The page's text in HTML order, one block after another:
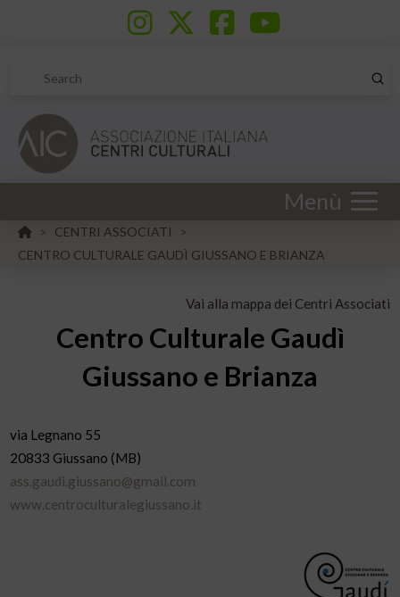
Search
Menù
HOME
> CENTRI ASSOCIATI
>
CENTRO CULTURALE GAUDÌ GIUSSANO E BRIANZA
Vai alla mappa dei Centri Associati
Centro Culturale Gaudì
Giussano e Brianza
via Legnano 55
20833 Giussano (MB)
ass.gaudi.giussano@gmail.com
www.centroculturalegiussano.it